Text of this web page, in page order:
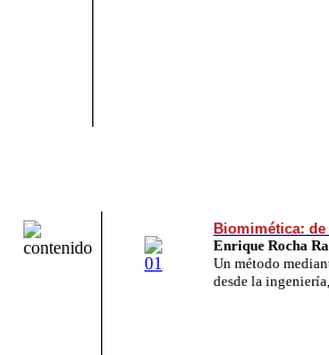
Biomimética:
Enrique Rocha
Un método
desde la